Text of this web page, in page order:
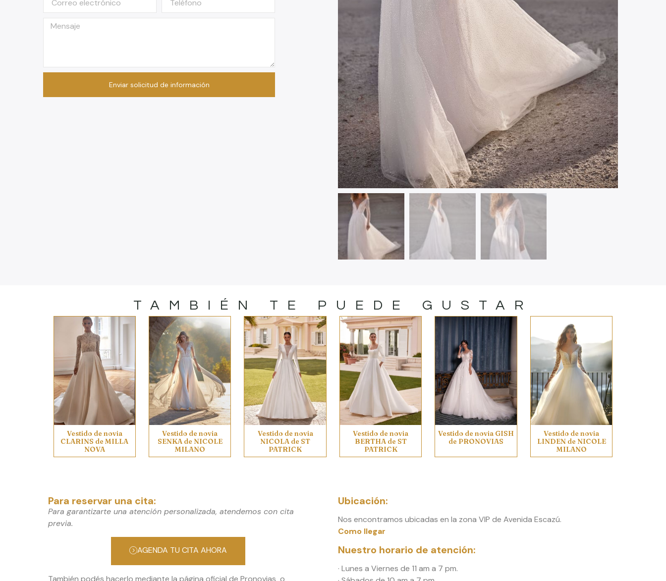
Enviar solicitud de información
TAMBIÉN TE PUEDE GUSTAR
Vestido de novia
CLARINS de MILLA
NOVA
Vestido de novia
SENKA de NICOLE
MILANO
Vestido de novia
NICOLA de ST
PATRICK
Vestido de novia
BERTHA de ST
PATRICK
Vestido de novia GISH
de PRONOVIAS
Vestido de novia
LINDEN de NICOLE
MILANO
Para reservar una cita:
Para garantizarte una atención personalizada, atendemos con cita
previa.
AGENDA TU CITA AHORA
También podés hacerlo mediante la página oficial de Pronovias o
Ubicación:
Nos encontramos ubicadas en la zona VIP de Avenida Escazú.
Como llegar
Nuestro horario de atención:
· Lunes a Viernes de 11 am a 7 pm.